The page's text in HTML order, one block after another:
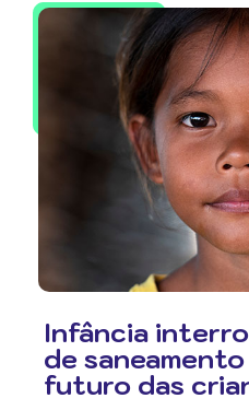
Infância
de
futuro das